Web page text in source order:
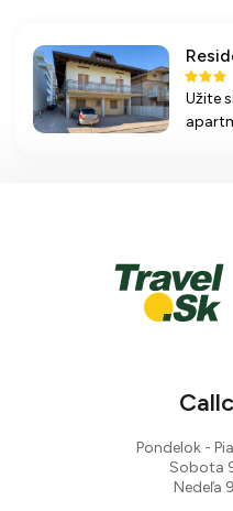
Užite
Pondelok -
Sobota
Nedeľa